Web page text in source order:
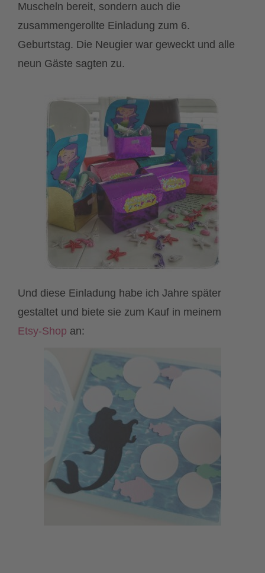
Muscheln bereit, sondern auch die
zusammengerollte Einladung zum 6.
Geburtstag. Die Neugier war geweckt und alle
neun Gäste sagten zu.
Und diese Einladung habe ich Jahre später
gestaltet und biete sie zum Kauf in meinem
Etsy-Shop an: